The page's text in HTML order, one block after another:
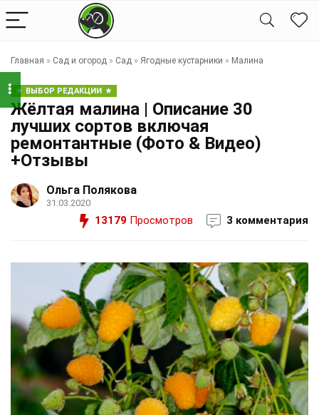
Главная » Сад и огород » Сад » Ягодные кустарники » Малина
ВЫБОР РЕДАКЦИИ
Жёлтая малина | Описание 30
лучших сортов включая
ремонтантные (Фото & Видео)
+Отзывы
Ольга Полякова
31.03.2020
13179 Просмотров 3 комментария